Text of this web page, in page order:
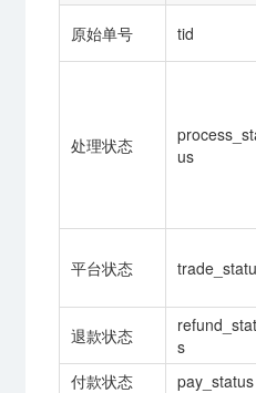
原始单号 tid
处理状态
us
平台状态
退款状态
s
付款状态
pay_status